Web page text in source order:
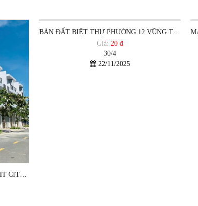
BÁN NHÀ DỰ ÁN NHÀ Ở THE LIGHT CITY - HODECO VŨNG TÀU - TRỤC CHÍNH
BÁN ĐẤT BIỆT THỰ PHƯỜNG 12 VŨNG TÀU
Giá: 20 đ
30/4
22/11/2025